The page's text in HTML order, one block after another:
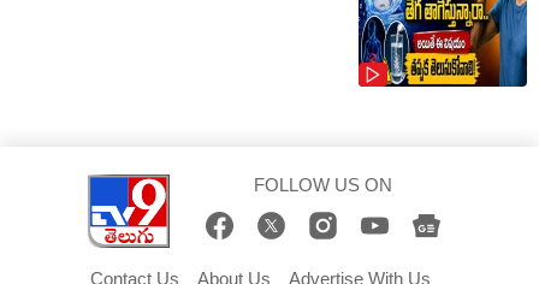
FOLLOW US ON
Contact Us About Us Advertise With Us